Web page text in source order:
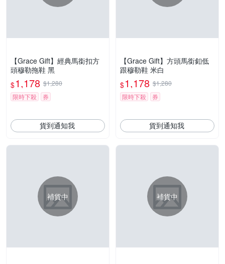
【Grace Gift】經典馬銜扣方
頭穆勒拖鞋 黑
$1,178 $1,280
限時下殺
券
貨到通知我
【Grace Gift】方頭馬銜釦低
跟穆勒鞋 米白
$1,178 $1,280
限時下殺
券
貨到通知我
補貨中 補貨中